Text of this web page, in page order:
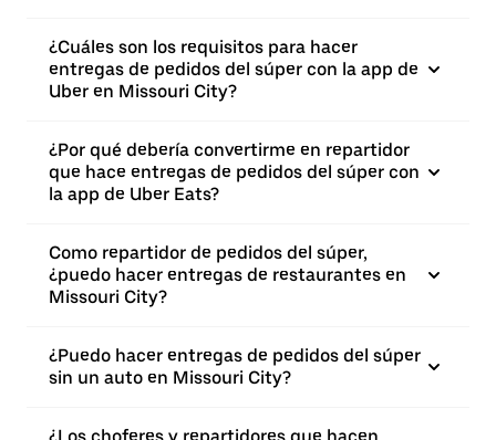
¿Cuáles son los requisitos para hacer
entregas de pedidos del súper con la app de
Uber en Missouri City?
¿Por qué debería convertirme en repartidor
que hace entregas de pedidos del súper con
la app de Uber Eats?
Como repartidor de pedidos del súper,
¿puedo hacer entregas de restaurantes en
Missouri City?
¿Puedo hacer entregas de pedidos del súper
sin un auto en Missouri City?